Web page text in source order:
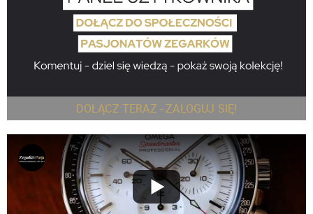
DOŁĄCZ TERAZ - ZALOGUJ SIĘ!